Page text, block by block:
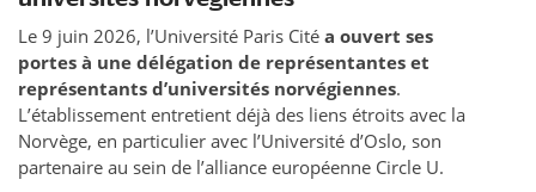
Le 9 juin 2026, l’Université Paris Cité a ouvert ses
portes à une délégation de représentantes et
représentants d’universités norvégiennes.
L’établissement entretient déjà des liens étroits avec la
Norvège, en particulier avec l’Université d’Oslo, son
partenaire au sein de l’alliance européenne Circle U.